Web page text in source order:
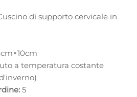
di supporto cervicale in
a temperatura costante
5